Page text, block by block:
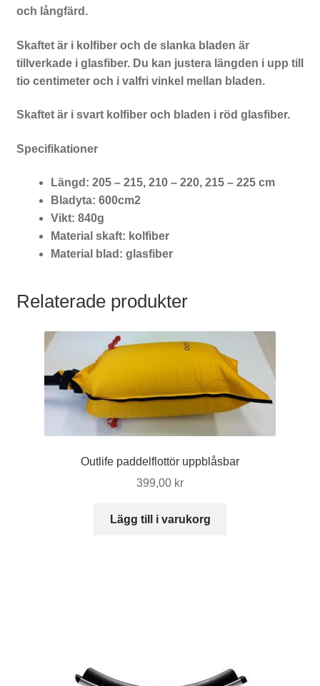
och långfärd.
Skaftet är i kolfiber och de slanka bladen är
tillverkade i glasfiber. Du kan justera längden i upp till
tio centimeter och i valfri vinkel mellan bladen.
Skaftet är i svart kolfiber och bladen i röd glasfiber.
Specifikationer
Längd: 205 – 215, 210 – 220, 215 – 225 cm
Bladyta: 600cm2
Vikt: 840g
Material skaft: kolfiber
Material blad: glasfiber
Relaterade produkter
Outlife paddelflottör uppblåsbar
399,00 kr
Lägg till i varukorg